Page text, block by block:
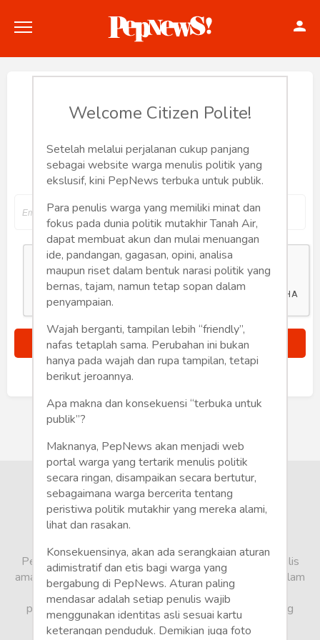
Politik
Konstitusi
Hankam
Internasional
Bisnis
Humaniora
Sketsa
Gaya
Wisata
Wanita
Reset Password
Input your email address to reset your
password
Sudah punya akun?
Welcome Citizen Polite!
Setelah melalui perjalanan cukup panjang
sebagai website warga menulis politik yang
ekslusif, kini PepNews terbuka untuk publik.
Para penulis warga yang memiliki minat dan
fokus pada dunia politik mutakhir Tanah Air,
dapat membuat akun dan mulai menuangan
ide, pandangan, gagasan, opini, analisa
maupun riset dalam bentuk narasi politik yang
bernas, tajam, namun tetap sopan dalam
penyampaian.
Wajah berganti, tampilan lebih “friendly”,
nafas tetaplah sama. Perubahan ini bukan
hanya pada wajah dan rupa tampilan, tetapi
berikut jeroannya.
Apa makna dan konsekuensi “terbuka untuk
publik”?
Maknanya, PepNews akan menjadi web
portal warga yang tertarik menulis politik
secara ringan, disampaikan secara bertutur,
sebagaimana warga bercerita tentang
peristiwa politik mutakhir yang mereka alami,
lihat dan rasakan.
Konsekuensinya, akan ada serangkaian aturan
adimistratif dan etis bagi warga yang
bergabung di PepNews. Aturan paling
mendasar adalah setiap penulis wajib
menggunakan identitas asli sesuai kartu
keterangan penduduk. Demikian juga foto
PepNews.com adalah media warga, tempat bagi penulis
amatir dan profesional menyampaikan berbagai opini dalam
bentuk artikel mapun feature yang ditulis dari sudut
pandang tidak biasa, yang berbeda dari sudut pandang
berita media arus utama.